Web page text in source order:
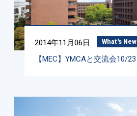
2014年11月06日 What's New
【MEC】YMCAと交流会10/23